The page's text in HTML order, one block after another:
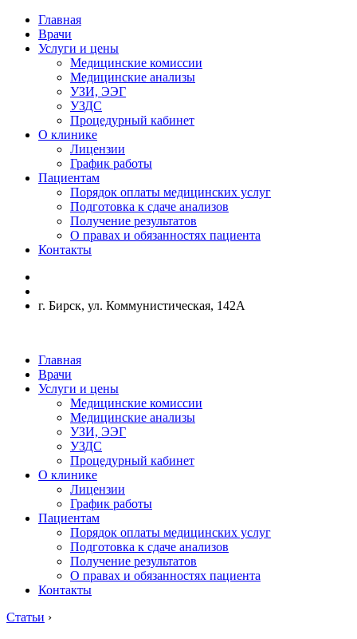
Главная
Врачи
Услуги и цены
Медицинские комиссии
Медицинские анализы
УЗИ, ЭЭГ
УЗДС
Процедурный кабинет
О клинике
Лицензии
График работы
Пациентам
Порядок оплаты медицинских услуг
Подготовка к сдаче анализов
Получение результатов
О правах и обязанностях пациента
Контакты
г. Бирск, ул. Коммунистическая, 142А
Главная
Врачи
Услуги и цены
Медицинские комиссии
Медицинские анализы
УЗИ, ЭЭГ
УЗДС
Процедурный кабинет
О клинике
Лицензии
График работы
Пациентам
Порядок оплаты медицинских услуг
Подготовка к сдаче анализов
Получение результатов
О правах и обязанностях пациента
Контакты
Статьи ›